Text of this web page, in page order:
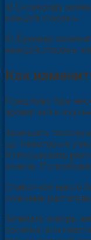
а) Сковороду
каждой стороны.
б) Духовку
каждой стороны
Как
Предложу Вам
ароматней и
Замешать
др. Некоторые
Использовать
зелень.
Сливочное масло
ложками
Запихать внутрь
сосиски, или